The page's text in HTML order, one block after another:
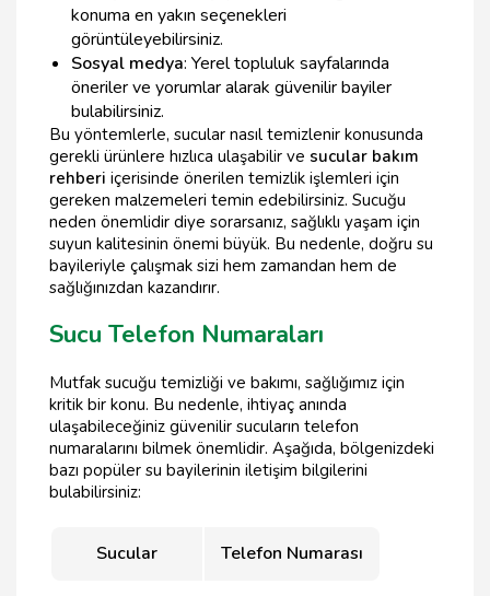
konuma en yakın seçenekleri
görüntüleyebilirsiniz.
Sosyal medya: Yerel topluluk sayfalarında
öneriler ve yorumlar alarak güvenilir bayiler
bulabilirsiniz.
Bu yöntemlerle, sucular nasıl temizlenir konusunda
gerekli ürünlere hızlıca ulaşabilir ve sucular bakım
rehberi içerisinde önerilen temizlik işlemleri için
gereken malzemeleri temin edebilirsiniz. Sucuğu
neden önemlidir diye sorarsanız, sağlıklı yaşam için
suyun kalitesinin önemi büyük. Bu nedenle, doğru su
bayileriyle çalışmak sizi hem zamandan hem de
sağlığınızdan kazandırır.
Sucu Telefon Numaraları
Mutfak sucuğu temizliği ve bakımı, sağlığımız için
kritik bir konu. Bu nedenle, ihtiyaç anında
ulaşabileceğiniz güvenilir sucuların telefon
numaralarını bilmek önemlidir. Aşağıda, bölgenizdeki
bazı popüler su bayilerinin iletişim bilgilerini
bulabilirsiniz:
Sucular Telefon Numarası